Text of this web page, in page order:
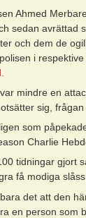
Ahmed
sedan avrättad
och dem de
i
mindre en
sig,
som
Charlie
tidningar gjort
få modiga
det att den
en person som